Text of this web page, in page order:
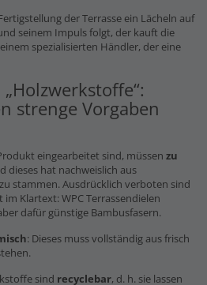
der Terrasse ein Lächeln auf
seinem Impuls folgt, der kauft die
spezialisierten Händler, der eine
strenge Vorgaben
eingearbeitet sind, müssen zu
dieses hat nachweislich aus
stammen. Ausdrücklich verboten sind
Klartext: WPC Terrassendielen
dafür günstige Bambusfasern.
: Dieses muss vollständig aus frisch
sind recyclebar, d. h. sie lassen